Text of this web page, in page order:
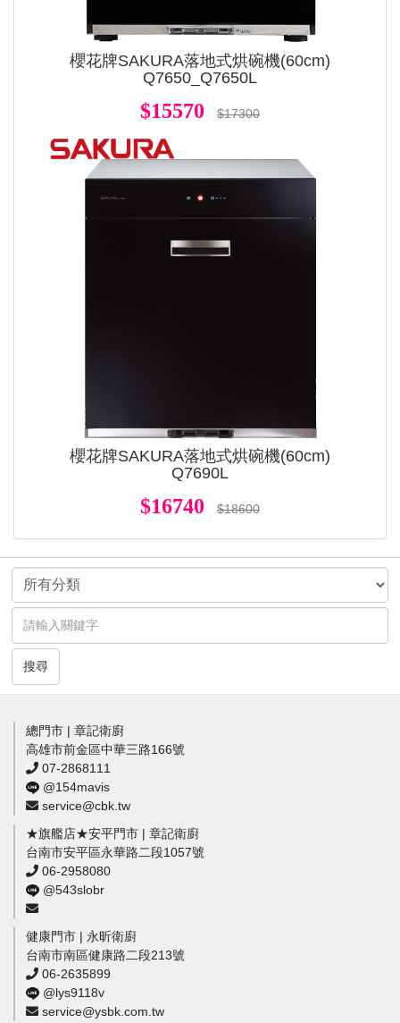
櫻花牌SAKURA落地式烘碗機(60cm)
Q7650_Q7650L
$15570 $17300
櫻花牌SAKURA落地式烘碗機(60cm)
Q7690L
$16740 $18600
搜尋
總門市 | 章記衛廚
高雄市前金區中華三路166號
07-2868111
@154mavis
service@cbk.tw
★旗艦店★安平門市 | 章記衛廚
台南市安平區永華路二段1057號
06-2958080
@543slobr
健康門市 | 永昕衛廚
台南市南區健康路二段213號
06-2635899
@lys9118v
service@ysbk.com.tw